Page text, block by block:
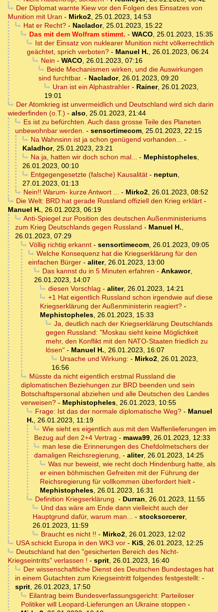
Der Diplomat warnte Kiew vor den Folgen des Einsatzes von
Munition mit Uran - Mirko2, 25.01.2023, 14:53
Hat er Recht?- Naclador, 25.01.2023, 15:22
Das mit dem Wolfram stimmt. - WACO, 25.01.2023, 15:35
Ist der Einsatz von nuklearer Munition nicht völkerrechtlich
geächtet, sprich verboten? - Manuel H., 26.01.2023, 06:24
Nein - WACO, 26.01.2023, 07:16
Beide Mechanismen wirken, und die Auswirkungen
sind furchtbar. - Naclador, 26.01.2023, 09:20
Uran ist ein Alphastrahler- Rainer, 26.01.2023,
19:01
Der Atomkrieg ist unvermeidlich und Deutschland wird sich darin
wiederfinden (o.T.) - also, 25.01.2023, 21:44
Es ist zu befürchten. Auch dass grosse Teile des Planeten
unbewohnbar werden. - sensortimecom, 25.01.2023, 22:15
Na Wahnsinn ist ja schon genügend vorhanden... -
Kaladhor, 25.01.2023, 23:21
Na ja, hatten wir doch schon mal... - Mephistopheles,
26.01.2023, 00:10
Entgegengesetzte (falsche) Kausalität- neptun,
27.01.2023, 01:13
Nein!! Warum- kurze Antwort ... - Mirko2, 26.01.2023, 08:52
Die Welt: BRD hat gerade Russland offiziell den Krieg erklärt-
Manuel H., 26.01.2023, 06:19
Anti-Spiegel zur Position des deutschen Außenministeriums
zum Krieg Deutschlands gegen Russland - Manuel H.,
26.01.2023, 07:29
Völlig richtig erkannt- sensortimecom, 26.01.2023, 09:05
Welche Konsequenz hat die Kriegserklärung für den
einfachen Bürger - aliter, 26.01.2023, 13:00
Das kannst du in 5 Minuten erfahren - Ankawor,
26.01.2023, 14:07
diesen Vorschlag - aliter, 26.01.2023, 14:21
+1 Hat eigentlich Russland schon irgendwie auf diese
Kriegserklärung der Außenministerin reagiert? -
Mephistopheles, 26.01.2023, 15:33
Ja, deutlich nach der Kriegserklärung Deutschlands
gegen Russland: "Moskau sieht keine Möglichkeit
mehr, den Konflikt mit den NATO-Staaten friedlich zu
lösen" - Manuel H., 26.01.2023, 16:07
Ursache und Wirkung: - Mirko2, 26.01.2023,
16:56
Müsste da nicht eigentlich erstmal Russland die
diplomatischen Beziehungen zur BRD beenden und sein
Botschaftspersonal abziehen und alle Deutschen des Landes
verweisen? - Mephistopheles, 26.01.2023, 10:55
Frage: Ist das der normale diplomatische Weg?- Manuel
H., 26.01.2023, 11:19
Wie sieht es eigentlich aus mit den Waffenlieferungen im
Bezug auf den 2+4 Vertrag - mawa99, 26.01.2023, 12:33
man lese die Erinnerungen des Chefdolmetschers der
damaligen Reichsregierung, - aliter, 26.01.2023, 14:25
Was nur beweist, wie recht doch Hindenburg hatte, als
er einen böhmischen Gefreiten mit der Führung der
Reichsregierung für vollkommen überfordert hielt -
Mephistopheles, 26.01.2023, 16:31
Definition Kriegserklärung. - Durran, 26.01.2023, 11:55
Und das wäre am Ende dann vielleicht auch der
Hauptgrund dafür, warum man... - stocksorcerer,
26.01.2023, 11:59
Braucht es nicht !! - Mirko2, 26.01.2023, 12:02
USA schickt Europa in den WK3 vor- KiS, 26.01.2023, 12:25
Deutschland hat den "gesicherten Bereich des Nicht-
Kriegseintritts" verlassen ! - sprit, 26.01.2023, 16:40
Der wissenschaftliche Dienst des Deutschen Bundestages hat
in einem Gutachten zum Kriegseintritt folgendes festgestellt: -
sprit, 26.01.2023, 17:50
Eilantrag beim Bundesverfassungsgericht: Parteiloser
Politiker will Leopard-Lieferungen an Ukraine stoppen -